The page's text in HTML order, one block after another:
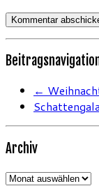
←
Archiv
Archiv